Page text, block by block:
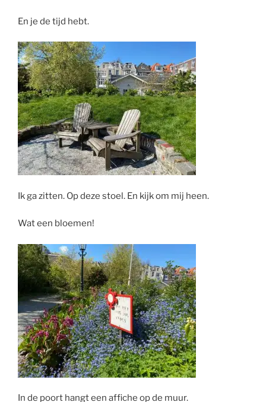
En je de tijd hebt.
Ik ga zitten. Op deze stoel. En kijk om mij heen.
Wat een bloemen!
In de poort hangt een affiche op de muur.